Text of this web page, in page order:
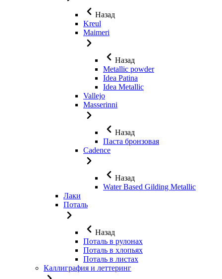
Назад
Kreul
Maimeri
Назад
Metallic powder
Idea Patina
Idea Metallic
Vallejo
Masserinni
Назад
Паста бронзовая
Cadence
Назад
Water Based Gilding Metallic
Лаки
Поталь
Назад
Поталь в рулонах
Поталь в хлопьях
Поталь в листах
Каллиграфия и леттеринг